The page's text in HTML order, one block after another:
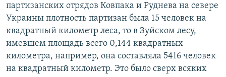
партизанских отрядов Ковпака и Руднева на севере
Украины плотность партизан была 15 человек на
квадратный километр леса, то в Зуйском лесу,
имевшем площадь всего 0,144 квадратных
километра, например, она составляла 5416 человек
на квадратный километр. Это было сверх всяких